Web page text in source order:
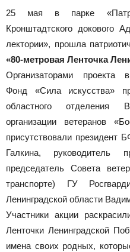
25 мая в парке
Кронштадтского докового
лектории», прошла
«80-метровая Ленточка
Организаторами проекта
Фонд «Сила искусства»
областного отделения
организации ветеранов
присутствовали президент
Галкина,
председатель Совета
транспорте) ГУ
Ленинградской области
Участники акции
Ленточки Ленинградской
имена своих родных,